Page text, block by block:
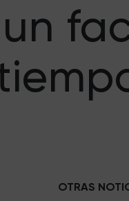
OTRAS